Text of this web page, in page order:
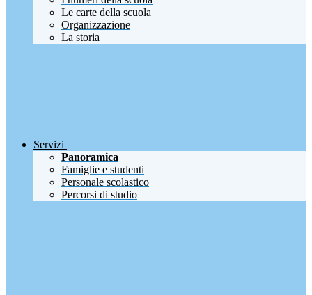
Le carte della scuola
Organizzazione
La storia
Servizi
Panoramica
Famiglie e studenti
Personale scolastico
Percorsi di studio